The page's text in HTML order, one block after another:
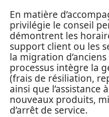
En matière
privilégie le conseil
démontrent les
support client ou les
la migration
processus intègre la
(frais de résiliation,
ainsi que l’assistance
nouveaux produits,
d’arrêt de service.